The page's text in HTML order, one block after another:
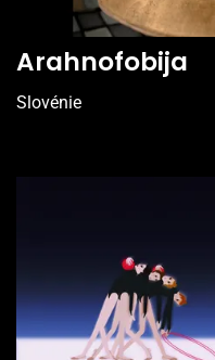
Arahnofobija
Slovénie